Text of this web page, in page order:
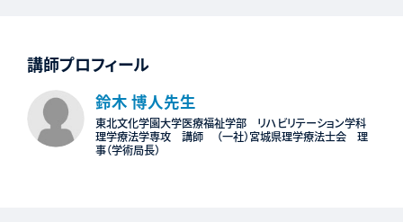
講師プロフィール
鈴木 博人先生
東北文化学園大学医療福祉学部 リハビリテーション学科
理学療法学専攻 講師 （一社）宮城県理学療法士会 理
事（学術局長）